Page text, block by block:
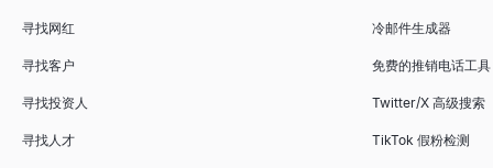
寻找网红
寻找客户
寻找投资人
寻找人才
冷邮件生成器
免费的推销电话工具
Twitter/X 高级搜索
TikTok 假粉检测